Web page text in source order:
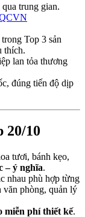
trung gian.
Top 3 sản
thích.
lan tỏa thương
đúng tiến độ dịp
20/10
tươi, bánh kẹo,
– ý nghĩa.
nhau phù hợp từng
văn phòng, quản lý
miễn phí thiết kế.